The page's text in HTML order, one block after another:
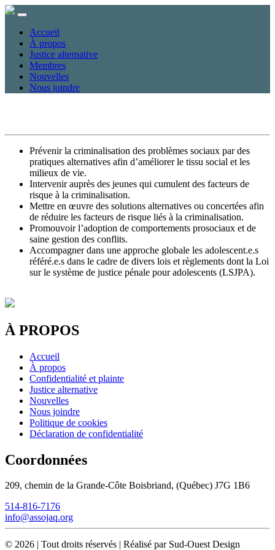
Accueil
À propos
Justice alternative
Membres
Nouvelles
Nous joindre
Prévenir la criminalisation des problèmes sociaux par des
pratiques alternatives afin d’améliorer le tissu social et les
milieux de vie.
Intervenir auprès des jeunes qui cumulent des facteurs de
risque à la criminalisation.
Mettre en œuvre des solutions alternatives ou concertées afin
de réduire les facteurs de risque liés à la criminalisation.
Promouvoir l’adoption de comportements prosociaux et de
saine gestion des conflits.
Accompagner dans une approche globale les adolescent.e.s
référé.e.s dans le cadre de divers lois et règlements dont la Loi
sur le système de justice pénale pour adolescents (LSJPA).
À PROPOS
Accueil
À propos
Confidentialité et plainte
Justice alternative
Nouvelles
Nous joindre
Politique de cookies
Déclaration de confidentialité
Coordonnées
209, chemin de la Grande-Côte Boisbriand, (Québec) J7G 1B6
514-816-7176
info@assojaq.org
© 2026 | Tout droits réservés | Réalisé par Sud-Ouest Design